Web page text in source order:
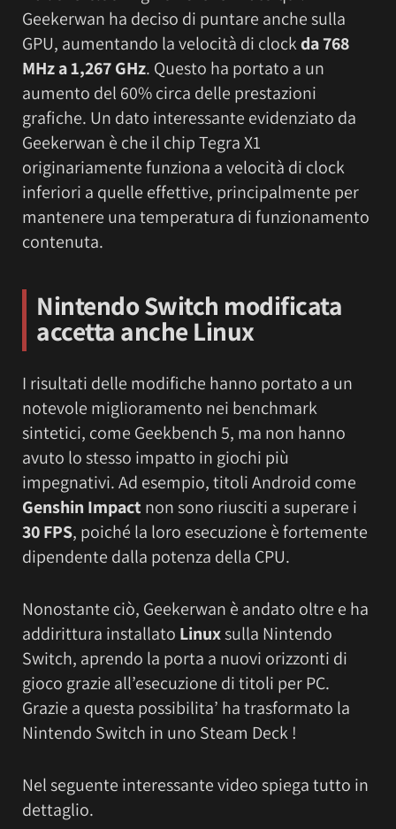
Geekerwan ha deciso di puntare anche sulla
GPU, aumentando la velocità di clockda 768
MHz a 1,267 GHz. Questo ha portato a un
aumento del 60% circa delle prestazioni
grafiche. Un dato interessante evidenziato da
Geekerwan è che il chip Tegra X1
originariamente funziona a velocità di clock
inferiori a quelle effettive, principalmente per
mantenere una temperatura di funzionamento
contenuta.
Nintendo Switch modificata
accetta anche Linux
I risultati delle modifiche hanno portato a un
notevole miglioramento nei benchmark
sintetici, come Geekbench 5, ma non hanno
avuto lo stesso impatto in giochi più
impegnativi. Ad esempio, titoli Android come
Genshin Impact non sono riusciti a superare i
30 FPS, poiché la loro esecuzione è fortemente
dipendente dalla potenza della CPU.
Nonostante ciò, Geekerwan è andato oltre e ha
addirittura installato Linuxsulla Nintendo
Switch, aprendo la porta a nuovi orizzonti di
gioco grazie all’esecuzione di titoli per PC.
Grazie a questa possibilita’ ha trasformato la
Nintendo Switch in uno Steam Deck !
Nel seguente interessante video spiega tutto in
dettaglio.